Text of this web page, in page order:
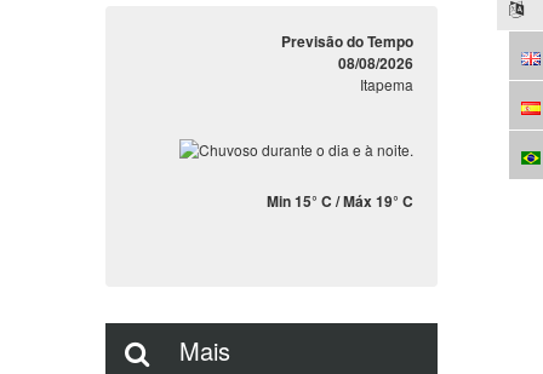
Previsão do Tempo
08/08/2026
Itapema
Min 15° C / Máx 19° C
Mais